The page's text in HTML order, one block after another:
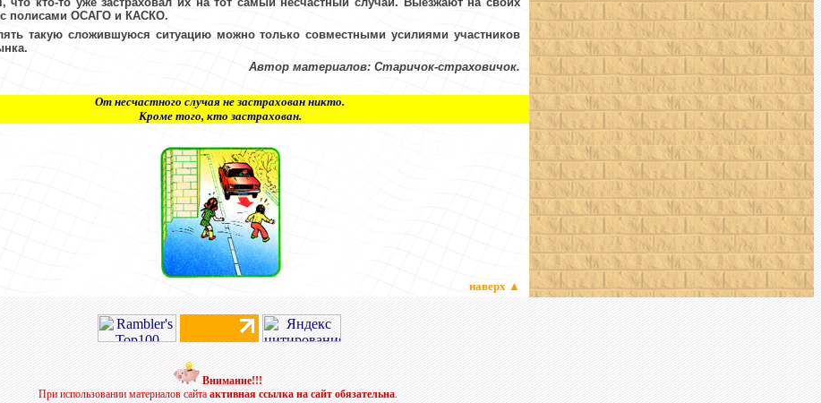
полисами ОСАГО и КАСКО.
такую сложившуюся ситуацию можно только совместными усилиями участников
Автор материалов: Старичок-страховичок.
От несчастного случая не застрахован никто.
Кроме того, кто застрахован.
наверх ▲
Внимание!!!
При использовании материалов сайтаактивная ссылка на сайт обязательна.